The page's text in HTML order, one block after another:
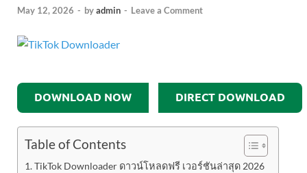
May 12, 2026 - byadmin - Leave a Comment
DOWNLOAD NOW DIRECT DOWNLOAD
Table of Contents
TikTok Downloader ดาวน์โหลดฟรี เวอร์ชันล่าสุด 2026